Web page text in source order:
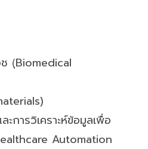
(ฺBiomedical
การวิเคราะห์ข้อมูลเพื่อ
Automation